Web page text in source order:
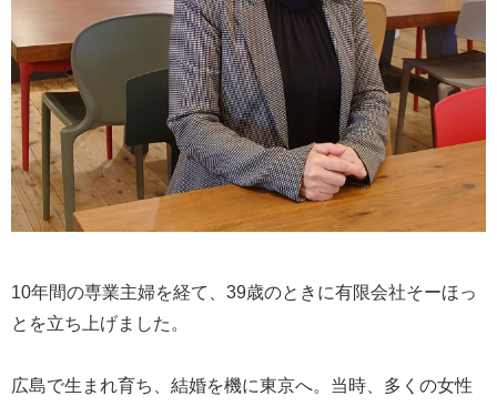
10年間の専業主婦を経て、39歳のときに有限会社そーほっ
とを立ち上げました。
広島で生まれ育ち、結婚を機に東京へ。当時、多くの女性